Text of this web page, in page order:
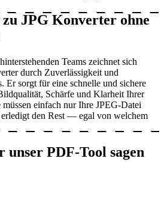
JPG Konverter ohne
Teams zeichnet sich
durch Zuverlässigkeit und
Er sorgt für eine schnelle und sichere
Schärfe und Klarheit Ihrer
einfach nur Ihre JPEG-Datei
den Rest — egal von welchem
unser PDF-Tool sagen